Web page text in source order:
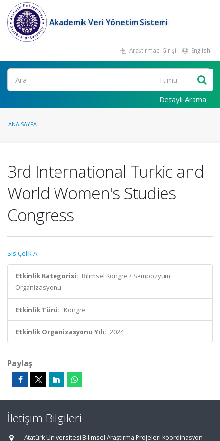
Akademik Veri Yönetim Sistemi
Araştırmacı Girişi English
Ara
Detaylı Arama
ANA SAYFA
3rd International Turkic and
World Women's Studies
Congress
Sis Çelik A.
Etkinlik Kategorisi: Bilimsel Kongre / Sempozyum
Organizasyonu
Etkinlik Türü: Kongre
Etkinlik Organizasyonu Yılı: 2024
Paylaş
İletişim Bilgileri
Atatürk Üniversitesi Bilimsel Araştırma Projeleri Koordinasyon